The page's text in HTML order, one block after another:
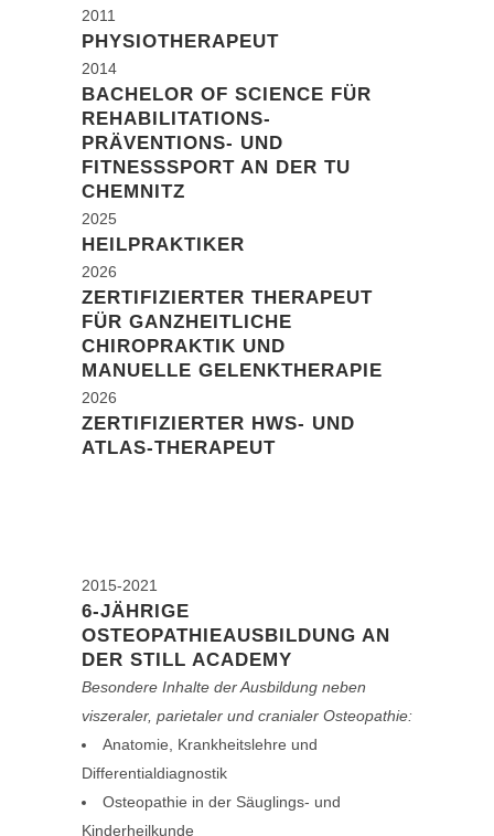
2011
PHYSIOTHERAPEUT
2014
BACHELOR OF SCIENCE FÜR
REHABILITATIONS-
PRÄVENTIONS- UND
FITNESSSPORT AN DER TU
CHEMNITZ
2025
HEILPRAKTIKER
2026
ZERTIFIZIERTER THERAPEUT
FÜR GANZHEITLICHE
CHIROPRAKTIK UND
MANUELLE GELENKTHERAPIE
2026
ZERTIFIZIERTER HWS- UND
ATLAS-THERAPEUT
2015-2021
6-JÄHRIGE
OSTEOPATHIEAUSBILDUNG AN
DER STILL ACADEMY
Besondere Inhalte der Ausbildung neben
viszeraler, parietaler und cranialer Osteopathie:
Anatomie, Krankheitslehre und
Differentialdiagnostik
Osteopathie in der Säuglings- und
Kinderheilkunde